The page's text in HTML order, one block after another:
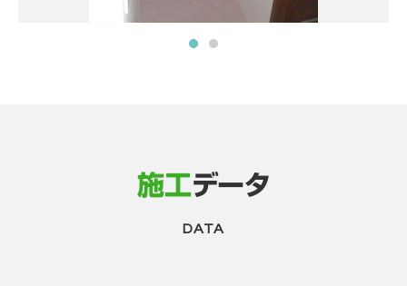
施工データ
DATA